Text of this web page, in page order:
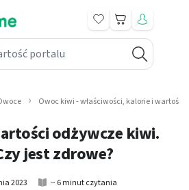
portalu
Koszyk
Owoc kiwi - właściwości, kalorie i wartości
odżywcze kiwi.
jest zdrowe?
2023 ~ 6 minut czytania